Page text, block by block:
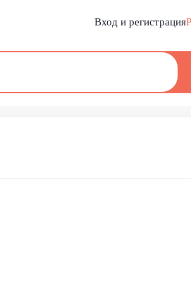
Вход и регистрация